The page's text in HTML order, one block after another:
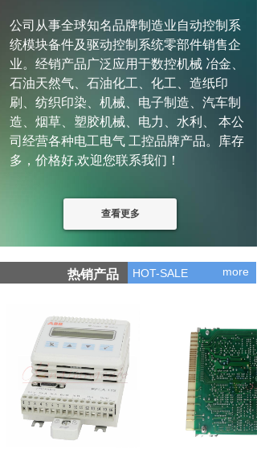
公司从事全球知名品牌制造业自动控制系
统模块备件及驱动控制系统零部件销售企
业。经销产品广泛应用于数控机械 冶金、
石油天然气、石油化工、化工、造纸印
刷、纺织印染、机械、电子制造、汽车制
造、烟草、塑胶机械、电力、水利、 本公
司经营各种电工电气 工控品牌产品。库存
多，价格好,欢迎您联系我们！
查看更多
more
热销产品 HOT-SALE